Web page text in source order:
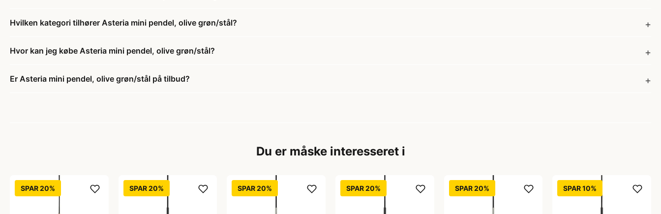
Hvilken kategori tilhører Asteria mini pendel, olive grøn/stål?
Hvor kan jeg købe Asteria mini pendel, olive grøn/stål?
Er Asteria mini pendel, olive grøn/stål på tilbud?
Du er måske interesseret i
SPAR 20% SPAR 20% SPAR 20% SPAR 20% SPAR 20% SPAR 10%